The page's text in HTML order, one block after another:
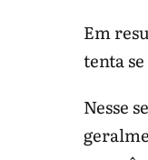
Em
tenta
Nesse